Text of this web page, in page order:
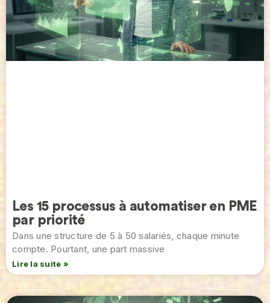
Les 15 processus à automatiser en PME
par priorité
Dans une structure de 5 à 50 salariés, chaque minute
compte. Pourtant, une part massive
Lire la suite »